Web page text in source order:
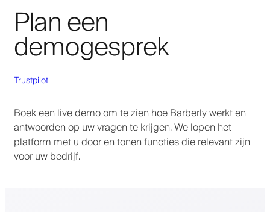
Plan een
demogesprek
Trustpilot
Boek een live demo om te zien hoe Barberly werkt en
antwoorden op uw vragen te krijgen. We lopen het
platform met u door en tonen functies die relevant zijn
voor uw bedrijf.